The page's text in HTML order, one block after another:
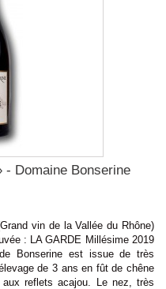
- Domaine Bonserine
vin de la Vallée du Rhône)
: LA GARDE Millésime 2019
Bonserine est issue de très
de 3 ans en fût de chêne
reflets acajou. Le nez, très